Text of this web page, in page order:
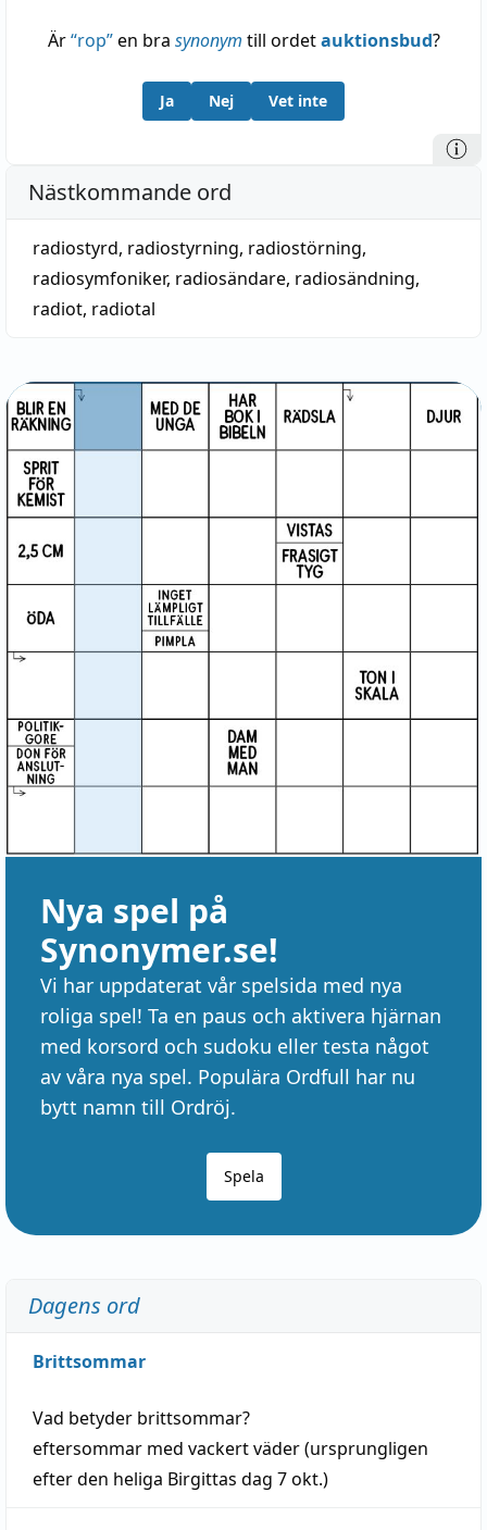
Är“rop”en bra synonym till ordetauktionsbud?
Ja Nej Vet inte
Nästkommande ord
radiostyrd, radiostyrning, radiostörning,
radiosymfoniker, radiosändare, radiosändning,
radiot, radiotal
Nya spel på
Synonymer.se!
Vi har uppdaterat vår spelsida med nya
roliga spel! Ta en paus och aktivera hjärnan
med korsord och sudoku eller testa något
av våra nya spel. Populära Ordfull har nu
bytt namn till Ordröj.
Spela
Dagens ord
Brittsommar
Vad betyder brittsommar?
eftersommar med vackertväder(ursprungligen
efter den heliga Birgittas dag 7 okt.)